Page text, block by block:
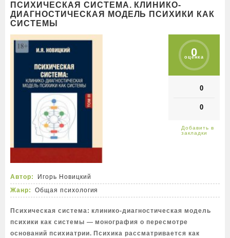
ПСИХИЧЕСКАЯ СИСТЕМА. КЛИНИКО-
ДИАГНОСТИЧЕСКАЯ МОДЕЛЬ ПСИХИКИ КАК
СИСТЕМЫ
0
оценка
0
0
Автор:
Игорь Новицкий
Жанр:
Общая психология
Психическая система: клинико-диагностическая модель
психики как системы — монография о пересмотре
оснований психиатрии. Психика рассматривается как